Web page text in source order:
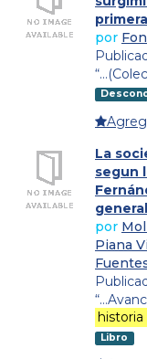
por
La
segun
por
Piana
historia
Libro